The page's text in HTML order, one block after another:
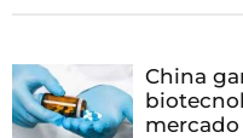
China